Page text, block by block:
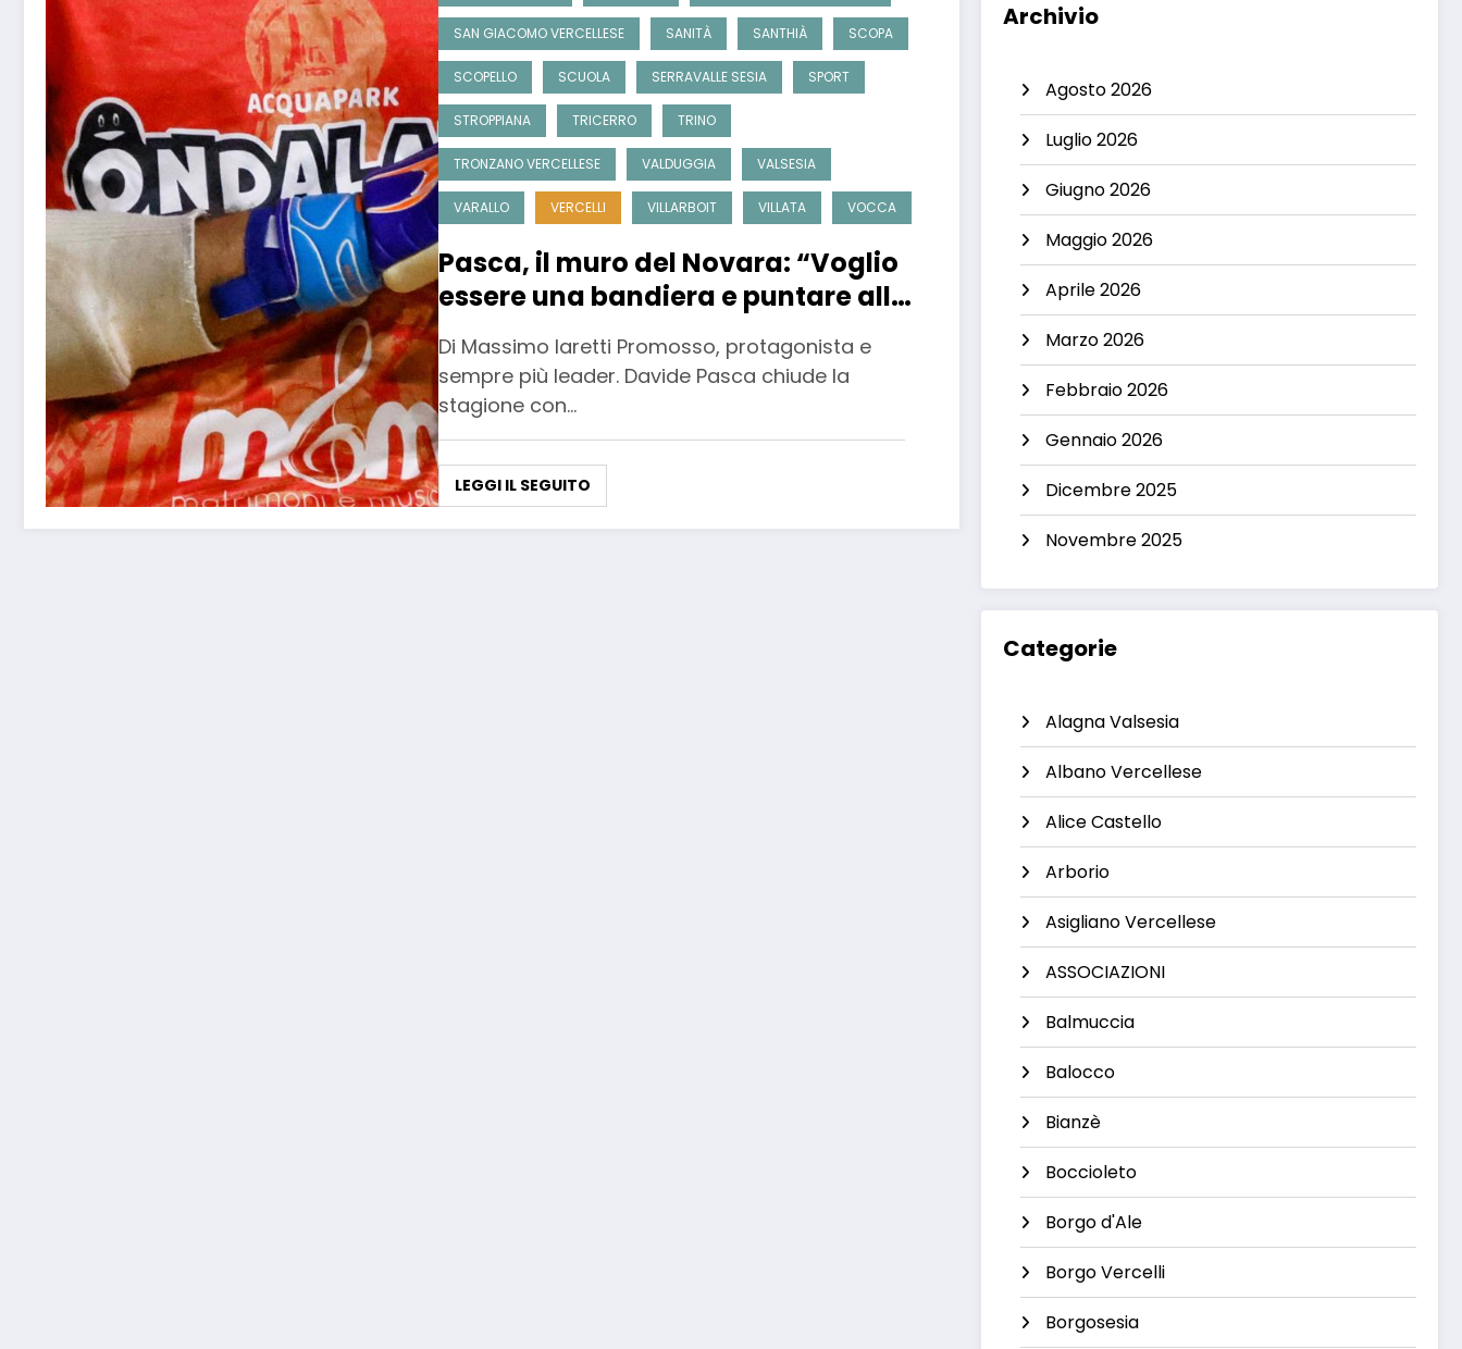
SAN GIACOMO VERCELLESE SANITÀ SANTHIÀ SCOPA
SCOPELLO SCUOLA SERRAVALLE SESIA SPORT
STROPPIANA TRICERRO TRINO
TRONZANO VERCELLESE VALDUGGIA VALSESIA
VARALLO VERCELLI VILLARBOIT VILLATA VOCCA
Pasca, il muro del Novara: “Voglio
essere una bandiera e puntare alla
C1”
Di Massimo Iaretti Promosso, protagonista e
sempre più leader. Davide Pasca chiude la
stagione con…
LEGGI IL SEGUITO
Archivio
Agosto 2026
Luglio 2026
Giugno 2026
Maggio 2026
Aprile 2026
Marzo 2026
Febbraio 2026
Gennaio 2026
Dicembre 2025
Novembre 2025
Categorie
Alagna Valsesia
Albano Vercellese
Alice Castello
Arborio
Asigliano Vercellese
ASSOCIAZIONI
Balmuccia
Balocco
Bianzè
Boccioleto
Borgo d'Ale
Borgo Vercelli
Borgosesia